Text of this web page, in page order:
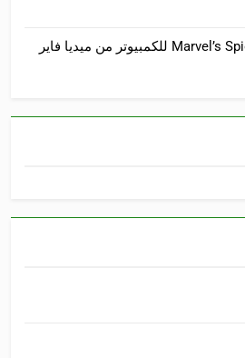
تحميل لعبة Marvel’s Spider Man 2 للكمبيوتر من ميديا فاير